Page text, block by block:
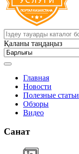
Қаланы таңдаңыз
Главная
Новости
Полезные статьи
Обзоры
Видео
Санат